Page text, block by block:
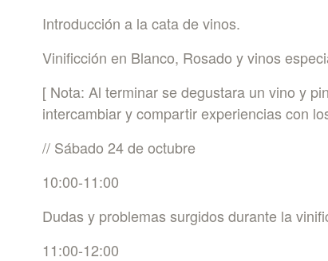
Introducción a la cata de vinos.
Vinificción en Blanco, Rosado y vinos
[ Nota: Al terminar se degustara un vino y
intercambiar y compartir experiencias con
// Sábado 24 de octubre
10:00-11:00
Dudas y problemas surgidos durante la
11:00-12:00